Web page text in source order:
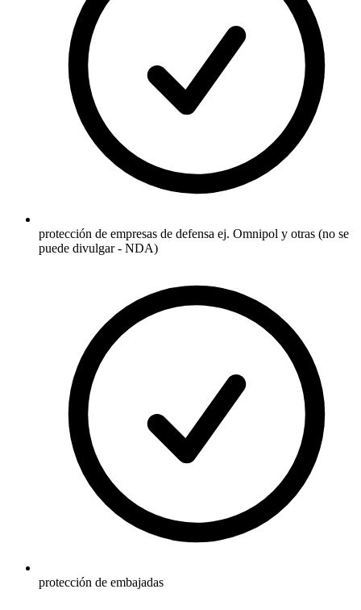
protección de empresas de defensa ej. Omnipol y otras (no se
puede divulgar - NDA)
protección de embajadas